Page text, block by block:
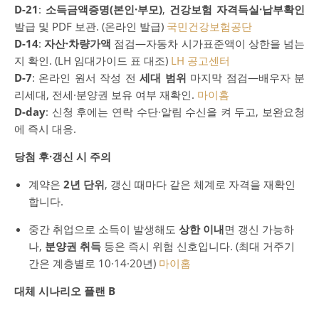
D-21: 소득금액증명(본인·부모), 건강보험 자격득실·납부확인
발급 및 PDF 보관. (온라인 발급) 국민건강보험공단
D-14:자산·차량가액 점검—자동차 시가표준액이 상한을 넘는
지 확인. (LH 임대가이드 표 대조) LH 공고센터
D-7: 온라인 원서 작성 전세대 범위 마지막 점검—배우자 분
리세대, 전세·분양권 보유 여부 재확인. 마이홈
D-day: 신청 후에는 연락 수단·알림 수신을 켜 두고, 보완요청
에 즉시 대응.
당첨 후·갱신 시 주의
계약은 2년 단위, 갱신 때마다 같은 체계로 자격을 재확인
합니다.
중간 취업으로 소득이 발생해도 상한 이내면 갱신 가능하
나, 분양권 취득 등은 즉시 위험 신호입니다. (최대 거주기
간은 계층별로 10·14·20년) 마이홈
대체 시나리오 플랜 B